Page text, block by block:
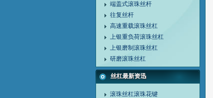
端盖式滚珠丝杆
往复丝杆
高速重载滚珠丝杠
上银重负荷滚珠丝杠
上银磨制滚珠丝杠
研磨滚珠丝杠
丝杠最新资迅
滚珠丝杠滚珠花键